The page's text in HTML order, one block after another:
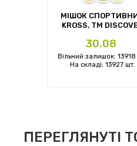
МІШОК
KROSS, TM
Ціна
30.08
Вільний залишок: 13918
На складі: 13927 шт.
ПЕРЕГЛЯНУТІ